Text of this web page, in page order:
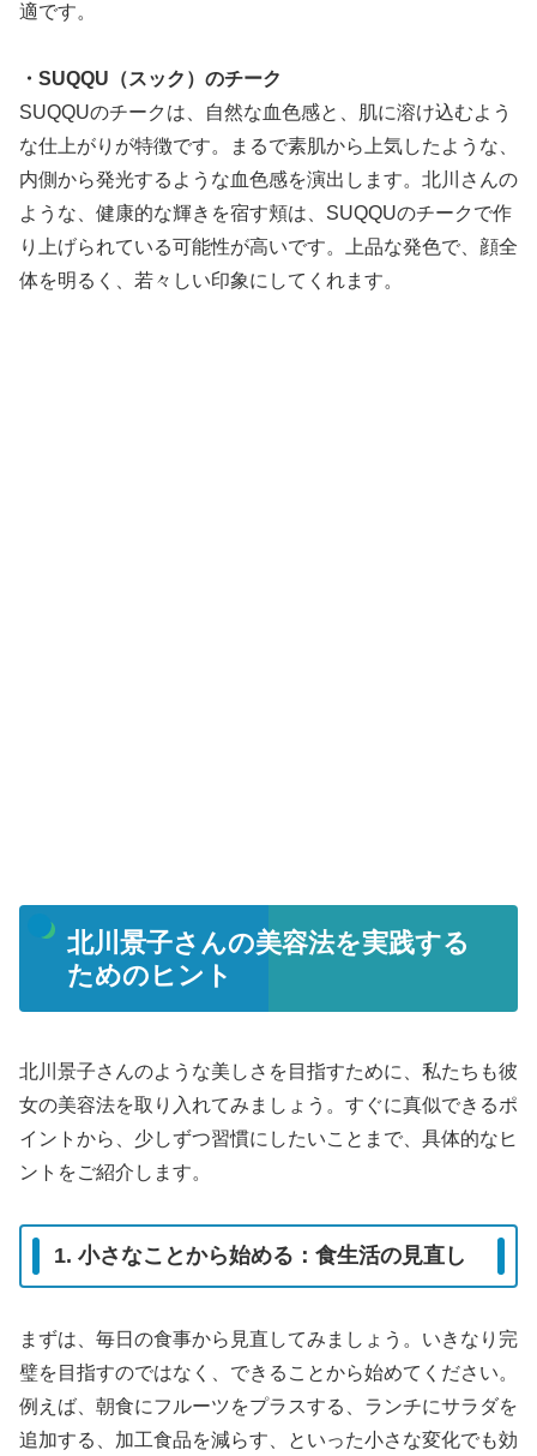
適です。
・SUQQU（スック）のチーク
SUQQUのチークは、自然な血色感と、肌に溶け込むよう
な仕上がりが特徴です。まるで素肌から上気したような、
内側から発光するような血色感を演出します。北川さんの
ような、健康的な輝きを宿す頬は、SUQQUのチークで作
り上げられている可能性が高いです。上品な発色で、顔全
体を明るく、若々しい印象にしてくれます。
北川景子さんの美容法を実践する
ためのヒント
北川景子さんのような美しさを目指すために、私たちも彼
女の美容法を取り入れてみましょう。すぐに真似できるポ
イントから、少しずつ習慣にしたいことまで、具体的なヒ
ントをご紹介します。
1. 小さなことから始める：食生活の見直し
まずは、毎日の食事から見直してみましょう。いきなり完
璧を目指すのではなく、できることから始めてください。
例えば、朝食にフルーツをプラスする、ランチにサラダを
追加する、加工食品を減らす、といった小さな変化でも効